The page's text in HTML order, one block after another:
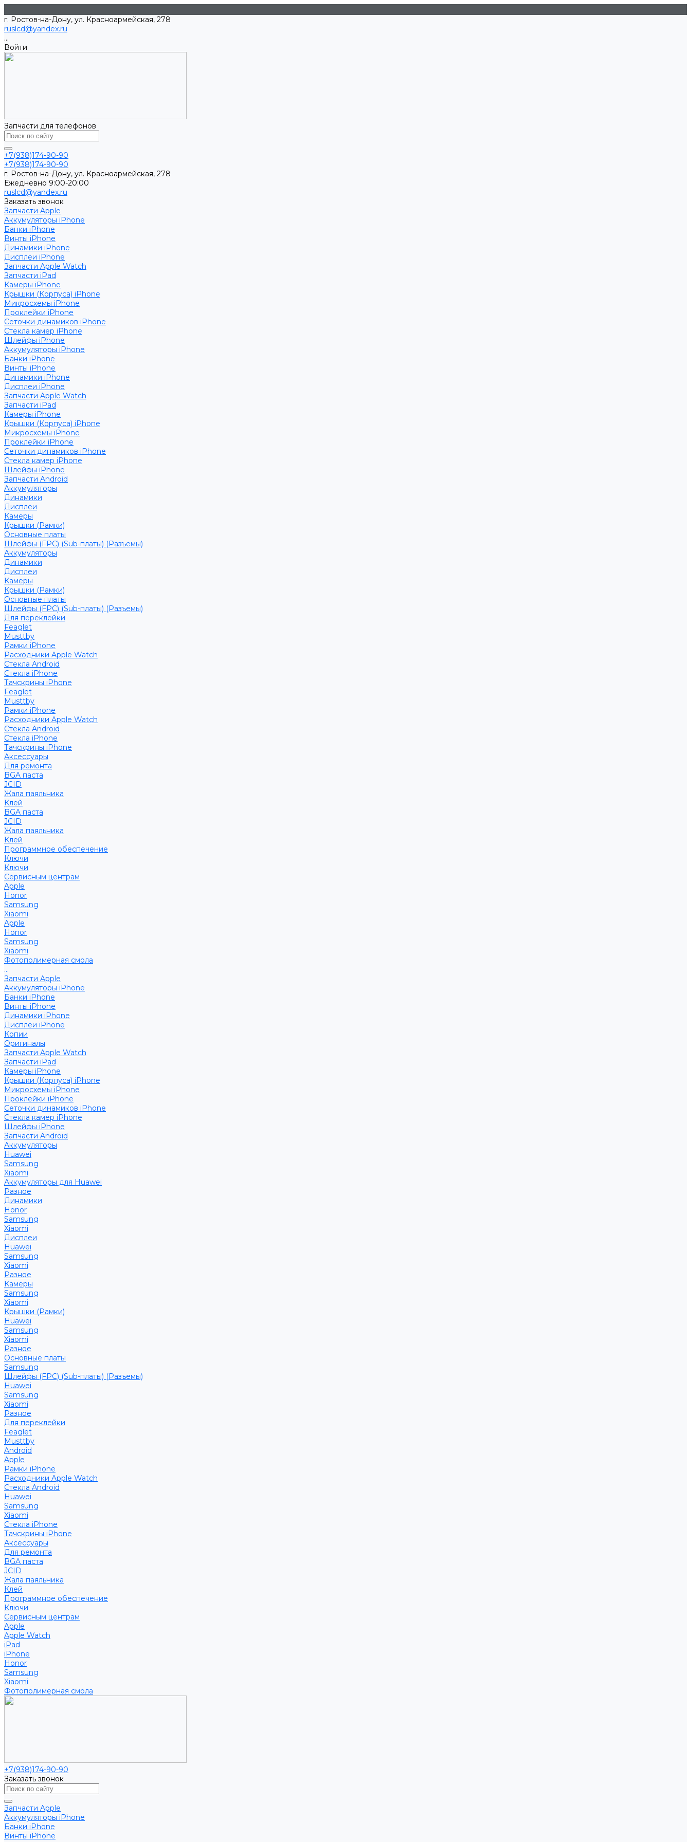
г. Ростов-на-Дону, ул. Красноармейская, 278
ruslcd@yandex.ru
...
Войти
Запчасти для телефонов
+7(938)174-90-90
+7(938)174-90-90
г. Ростов-на-Дону, ул. Красноармейская, 278
Ежедневно 9:00-20:00
ruslcd@yandex.ru
Заказать звонок
Запчасти Apple
Аккумуляторы iPhone
Банки iPhone
Винты iPhone
Динамики iPhone
Дисплеи iPhone
Запчасти Apple Watch
Запчасти iPad
Камеры iPhone
Крышки (Корпуса) iPhone
Микросхемы iPhone
Проклейки iPhone
Сеточки динамиков iPhone
Стекла камер iPhone
Шлейфы iPhone
Аккумуляторы iPhone
Банки iPhone
Винты iPhone
Динамики iPhone
Дисплеи iPhone
Запчасти Apple Watch
Запчасти iPad
Камеры iPhone
Крышки (Корпуса) iPhone
Микросхемы iPhone
Проклейки iPhone
Сеточки динамиков iPhone
Стекла камер iPhone
Шлейфы iPhone
Запчасти Android
Аккумуляторы
Динамики
Дисплеи
Камеры
Крышки (Рамки)
Основные платы
Шлейфы (FPC) (Sub-платы) (Разъемы)
Аккумуляторы
Динамики
Дисплеи
Камеры
Крышки (Рамки)
Основные платы
Шлейфы (FPC) (Sub-платы) (Разъемы)
Для переклейки
Feaglet
Musttby
Рамки iPhone
Расходники Apple Watch
Стекла Android
Стекла iPhone
Тачскрины iPhone
Feaglet
Musttby
Рамки iPhone
Расходники Apple Watch
Стекла Android
Стекла iPhone
Тачскрины iPhone
Аксессуары
Для ремонта
BGA паста
JCID
Жала паяльника
Клей
BGA паста
JCID
Жала паяльника
Клей
Программное обеспечение
Ключи
Ключи
Сервисным центрам
Apple
Honor
Samsung
Xiaomi
Apple
Honor
Samsung
Xiaomi
Фотополимерная смола
...
Запчасти Apple
Аккумуляторы iPhone
Банки iPhone
Винты iPhone
Динамики iPhone
Дисплеи iPhone
Копии
Оригиналы
Запчасти Apple Watch
Запчасти iPad
Камеры iPhone
Крышки (Корпуса) iPhone
Микросхемы iPhone
Проклейки iPhone
Сеточки динамиков iPhone
Стекла камер iPhone
Шлейфы iPhone
Запчасти Android
Аккумуляторы
Huawei
Samsung
Xiaomi
Аккумуляторы для Huawei
Разное
Динамики
Honor
Samsung
Xiaomi
Дисплеи
Huawei
Samsung
Xiaomi
Разное
Камеры
Samsung
Xiaomi
Крышки (Рамки)
Huawei
Samsung
Xiaomi
Разное
Основные платы
Samsung
Шлейфы (FPC) (Sub-платы) (Разъемы)
Huawei
Samsung
Xiaomi
Разное
Для переклейки
Feaglet
Musttby
Android
Apple
Рамки iPhone
Расходники Apple Watch
Стекла Android
Huawei
Samsung
Xiaomi
Стекла iPhone
Тачскрины iPhone
Аксессуары
Для ремонта
BGA паста
JCID
Жала паяльника
Клей
Программное обеспечение
Ключи
Сервисным центрам
Apple
Apple Watch
iPad
iPhone
Honor
Samsung
Xiaomi
Фотополимерная смола
+7(938)174-90-90
Заказать звонок
Запчасти Apple
Аккумуляторы iPhone
Банки iPhone
Винты iPhone